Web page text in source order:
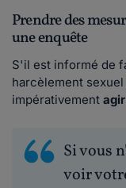
Prendre des
une enquête
S'il est informé de
harcèlement
impérativement
Si vous
voir